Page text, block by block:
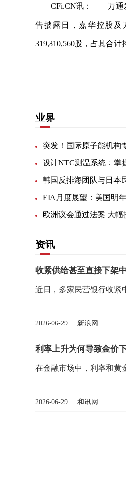
CFi.CN讯： 万通发
告披露日，嘉华控股及
319,810,560股，占其合计
业界
突发！国际原子能机构
设计NTC测温系统：掌
欧洲议会通过法案 大
资讯
收紧供给甚至直接下架
近日，多家民营银行收紧
2026-06-29 新浪网
利率上升为何导致金价
在金融市场中，利率和黄
2026-06-29 和讯网